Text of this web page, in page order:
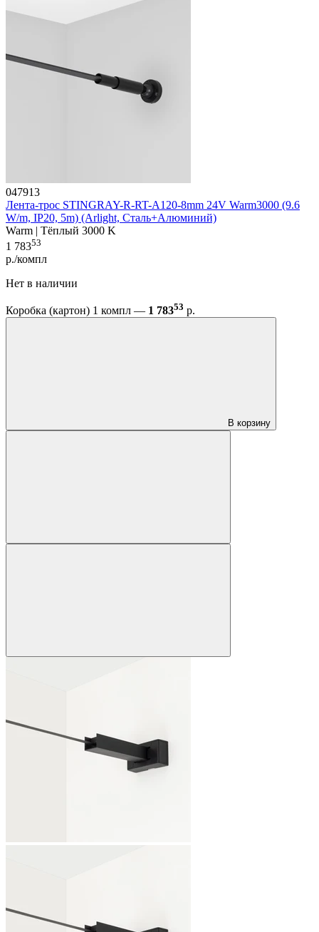
047913
Лента-трос STINGRAY-R-RT-A120-8mm 24V Warm3000 (9.6
W/m, IP20, 5m) (Arlight, Сталь+Алюминий)
Warm | Тёплый 3000 K
1 78353
р./компл
Нет в наличии
Коробка (картон) 1 компл — 1 78353 р.
В корзину